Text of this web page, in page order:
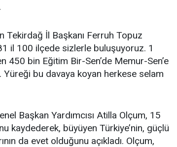
Tekirdağ İl Başkanı Ferruh Topuz
il 100 ilçede sizlerle buluşuyoruz. 1
bin Eğitim Bir-Sen’de Memur-Sen’e
Yüreği bu davaya koyan herkese selam
Başkan Yardımcısı Atilla Olçum, 15
kaydederek, büyüyen Türkiye’nin, güçlü
da evet olduğunu açıkladı. Olçum,